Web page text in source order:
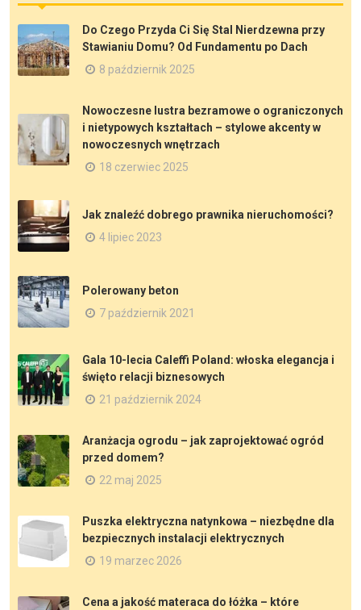
Do Czego Przyda Ci Się Stal Nierdzewna przy
Stawianiu Domu? Od Fundamentu po Dach
8 październik 2025
Nowoczesne lustra bezramowe o ograniczonych
i nietypowych kształtach – stylowe akcenty w
nowoczesnych wnętrzach
18 czerwiec 2025
Jak znaleźć dobrego prawnika nieruchomości?
4 lipiec 2023
Polerowany beton
7 październik 2021
Gala 10-lecia Caleffi Poland: włoska elegancja i
święto relacji biznesowych
21 październik 2024
Aranżacja ogrodu – jak zaprojektować ogród
przed domem?
22 maj 2025
Puszka elektryczna natynkowa – niezbędne dla
bezpiecznych instalacji elektrycznych
19 marzec 2026
Cena a jakość materaca do łóżka – które